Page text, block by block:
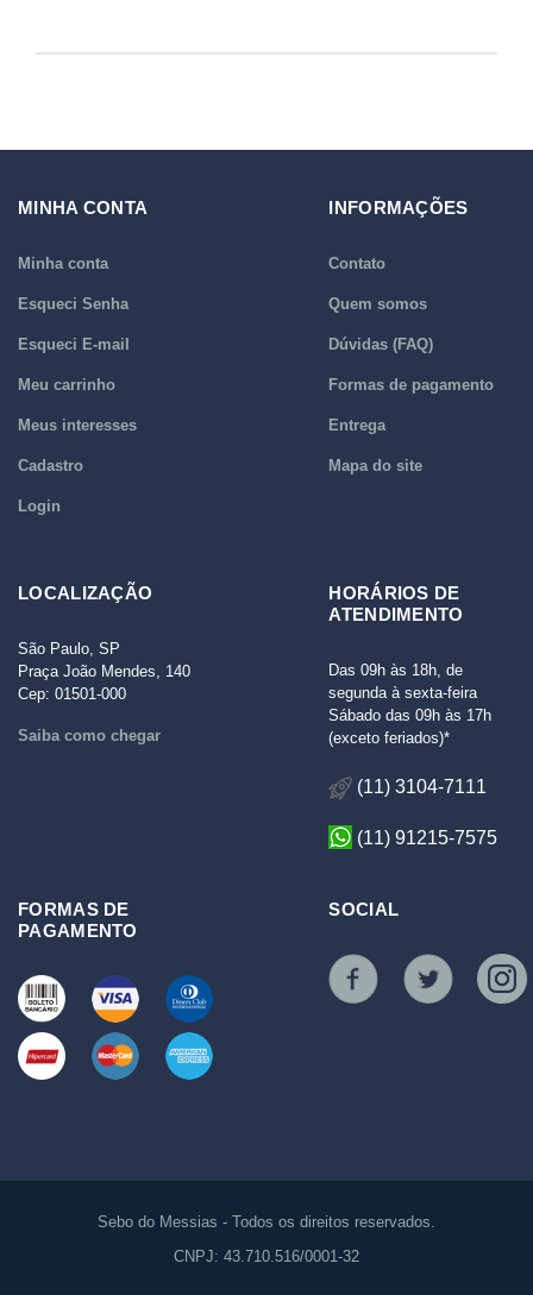
MINHA CONTA
Minha conta
Esqueci Senha
Esqueci E-mail
Meu carrinho
Meus interesses
Cadastro
Login
INFORMAÇÕES
Contato
Quem somos
Dúvidas (FAQ)
Formas de pagamento
Entrega
Mapa do site
LOCALIZAÇÃO
São Paulo, SP
Praça João Mendes, 140
Cep: 01501-000
Saiba como chegar
HORÁRIOS DE
ATENDIMENTO
Das 09h às 18h, de
segunda à sexta-feira
Sábado das 09h às 17h
(exceto feriados)*
(11) 3104-7111
(11) 91215-7575
FORMAS DE
PAGAMENTO
SOCIAL
Sebo do Messias - Todos os direitos reservados.
CNPJ: 43.710.516/0001-32